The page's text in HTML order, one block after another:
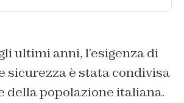
ultimi anni, l’esigenza di
sicurezza è stata condivisa
della popolazione italiana.